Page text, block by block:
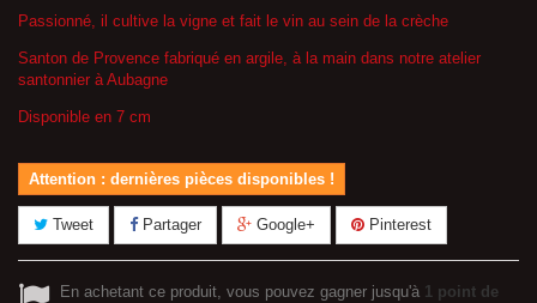
Passionné, il cultive la vigne et fait le vin au sein de la crèche
Santon de Provence fabriqué en argile, à la main dans notre atelier
santonnier à Aubagne
Disponible en 7 cm
Attention : dernières pièces disponibles !
Tweet Partager Google+ Pinterest
En achetant ce produit, vous pouvez gagner jusqu'à 1 point de